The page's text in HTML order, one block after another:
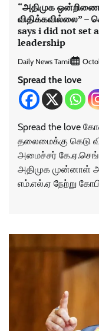
“அதிமுக
விதிக்கவில்லை”
says i did not set
leadership
Daily News Tamil
Spread the love
Spread the love
தலைமைக்கு கெடு
அமைச்சர்
அதிமுக முன்னாள்
எம்.எல்.ஏ நேற்று